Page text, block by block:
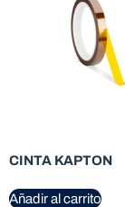
CINTA KAPTON
Añadir al carrito